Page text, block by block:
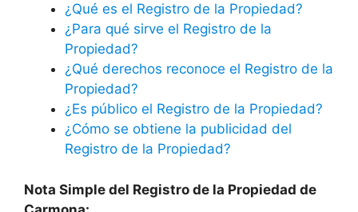
¿Qué es el Registro de la Propiedad?
¿Para qué sirve el Registro de la
Propiedad?
¿Qué derechos reconoce el Registro de la
Propiedad?
¿Es público el Registro de la Propiedad?
¿Cómo se obtiene la publicidad del
Registro de la Propiedad?
Nota Simple del Registro de la Propiedad de